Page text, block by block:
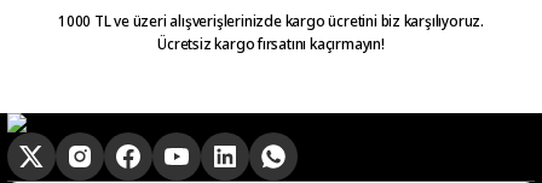
1000 TL ve üzeri alışverişlerinizde kargo ücretini biz karşılıyoruz.
Ücretsiz kargo fırsatını kaçırmayın!